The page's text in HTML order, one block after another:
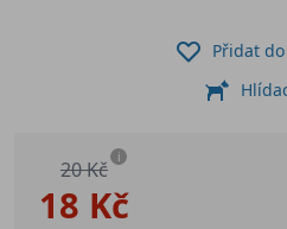
18 Kč
20 Kč i
Přidat